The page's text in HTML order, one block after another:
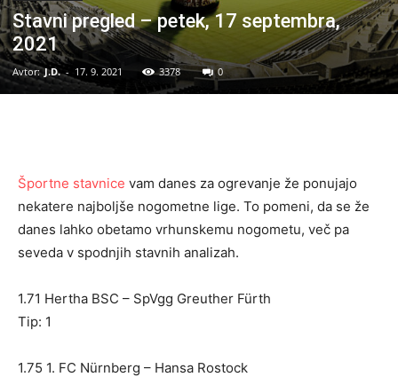
Stavni pregled – petek, 17 septembra,
2021
Avtor: J.D. - 17. 9. 2021 3378 0
Športne stavnice vam danes za ogrevanje že ponujajo
nekatere najboljše nogometne lige. To pomeni, da se že
danes lahko obetamo vrhunskemu nogometu, več pa
seveda v spodnjih stavnih analizah.
1.71 Hertha BSC – SpVgg Greuther Fürth
Tip: 1
1.75 1. FC Nürnberg – Hansa Rostock